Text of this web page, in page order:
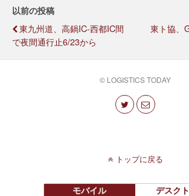
以前の投稿
東九州道、高鍋IC-西都IC間
で夜間通行止6/23から
東ト協、
© LOGISTICS TODAY
トップに戻る
モバイル デスク